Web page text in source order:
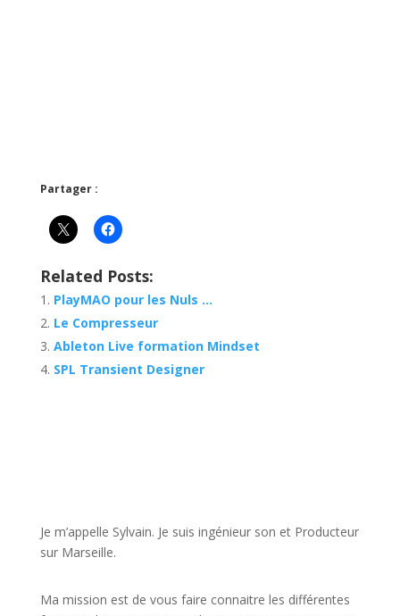
Partager :
Related Posts:
PlayMAO pour les Nuls …
Le Compresseur
Ableton Live formation Mindset
SPL Transient Designer
Je m’appelle Sylvain. Je suis ingénieur son et Producteur
sur Marseille.
Ma mission est de vous faire connaitre les différentes